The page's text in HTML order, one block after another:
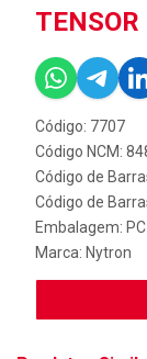
Código: 7707
Código NCM:
Código de
Código de
Embalagem: PC
Marca: Nytron